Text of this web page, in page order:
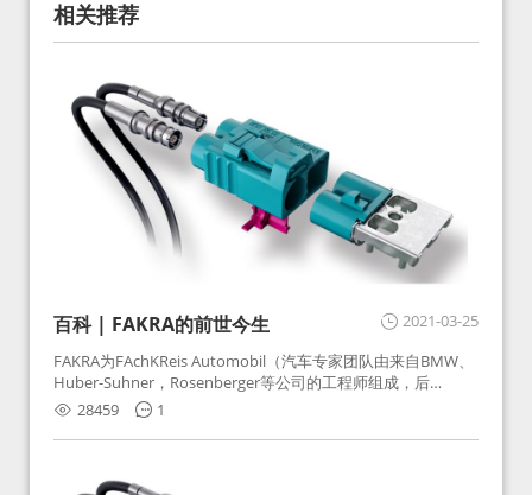
相关推荐
2021-03-25
百科 | FAKRA的前世今生
FAKRA为FAchKReis Automobil（汽车专家团队由来自BMW、
Huber-Suhner，Rosenberger等公司的工程师组成，后
Huber-Suhner相关连接器业务及技术在2010年并入
Rosenberger）缩写。起初为BMW需求用于车载收音机天线连
接，如今FAKRA已成为汽车行业通用标准的射频连接器，被业
28459 1